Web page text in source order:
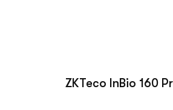
ZKTeco InBio 160